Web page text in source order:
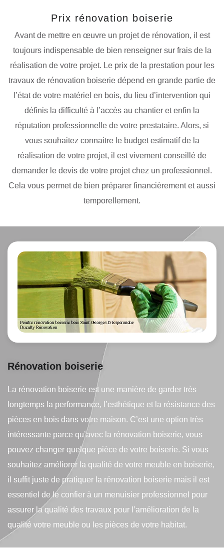
Prix rénovation boiserie
Avant de mettre en œuvre un projet de rénovation, il est
toujours indispensable de bien renseigner sur frais de la
réalisation de votre projet. Le prix de la prestation pour les
travaux de rénovation boiserie dépend en grande partie de
l’état de votre matériel en bois, du lieu d’intervention qui
définis la difficulté à l’accès au chantier et enfin la
réputation professionnelle de votre prestataire. Alors, si
vous souhaitez connaitre le budget estimatif de la
réalisation de votre projet, il est vivement conseillé de
demander le devis de votre projet chez un professionnel.
Cela vous permet de bien préparer financièrement et aussi
temporellement.
Rénovation boiserie
La rénovation boiserie est une manière de garder très
longtemps la performance, l’esthétique et la résistance des
pièces en bois dans votre maison. C’est une option très
intéressante parce qu’avec la rénovation boiserie, vous
pouvez changer quelque pièce de votre boiserie. Si vous
souhaitez améliorer la qualité de votre meuble en boiserie,
il suffit juste de pratiquer la rénovation boiserie mais il est
essentiel de le confier à un menuisier professionnel pour
assurer la qualité des travaux pour l’amélioration de la
qualité votre meuble ou les pièces de votre habitat.